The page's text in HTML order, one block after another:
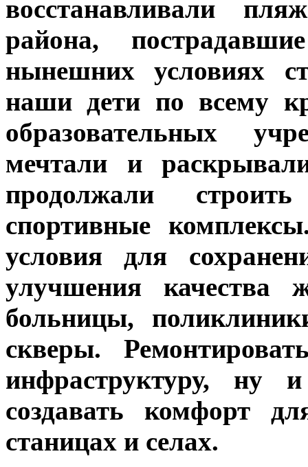
восстанавливали
района,
нынешних условиях
наши дети по всему
образовательных
мечтали и
продолжали
спортивные
условия для
улучшения качества
больницы,
скверы.
инфраструктуру, ну
создавать комфорт
станицах и селах.